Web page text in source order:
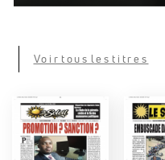
Voir tous les titres